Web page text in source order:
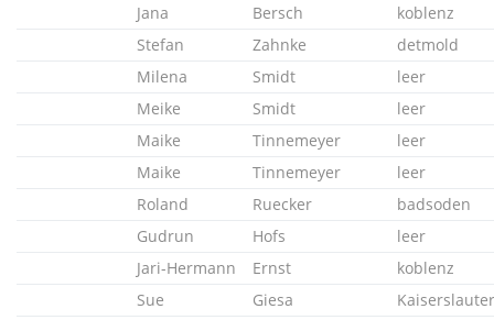
Jana
Bersch
koblenz
Stefan
Zahnke
detmold
Milena
Smidt
leer
Meike
Smidt
leer
Maike
Tinnemeyer
leer
Maike
Tinnemeyer
leer
Roland
Ruecker
badsoden
Gudrun
Hofs
leer
Jari-Hermann
Ernst
koblenz
Sue
Giesa